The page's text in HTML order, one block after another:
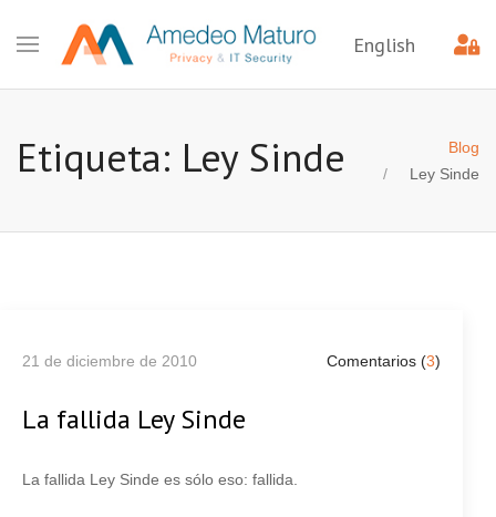
English
Etiqueta: Ley Sinde
Blog
Ley Sinde
21 de diciembre de 2010 Comentarios (3)
La fallida Ley Sinde
La fallida Ley Sinde es sólo eso: fallida.